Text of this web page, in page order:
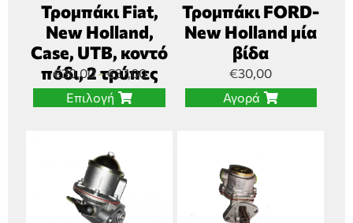
Τρομπάκι Fiat,
New Holland,
Case, UTB, κοντό
πόδι, 2 τρύπες
€30,00–€37,00
Επιλογή
Τρομπάκι FORD-
New Holland μία
βίδα
€30,00
Αγορά